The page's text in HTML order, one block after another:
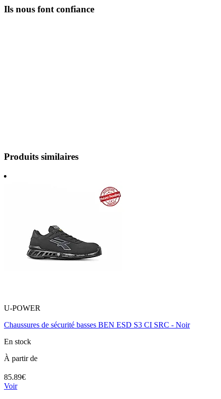
Ils nous font confiance
Produits similaires
U-POWER
Chaussures de sécurité basses BEN ESD S3 CI SRC - Noir
En stock
À partir de
85.89€
Voir